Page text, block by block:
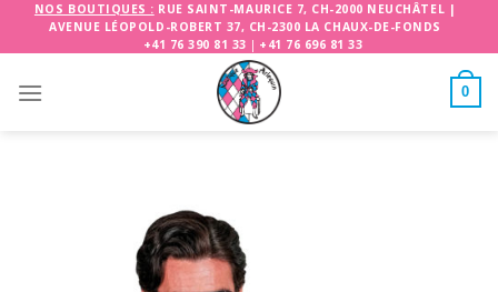
NOS BOUTIQUES : RUE SAINT-MAURICE 7, CH-2000 NEUCHÂTEL |
AVENUE LÉOPOLD-ROBERT 37, CH-2300 LA CHAUX-DE-FONDS
+41 76 390 81 33 | +41 76 696 81 33
0